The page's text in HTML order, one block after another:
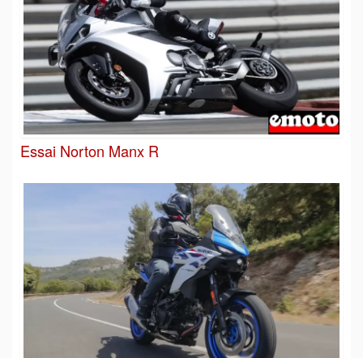
Essai Norton Manx R